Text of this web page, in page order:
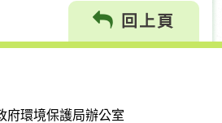
回上頁
府環境保護局辦公室